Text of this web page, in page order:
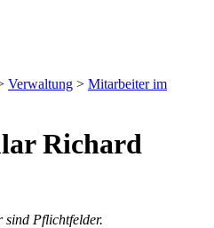
Verwaltung > Mitarbeiter im
Richard
sind Pflichtfelder.